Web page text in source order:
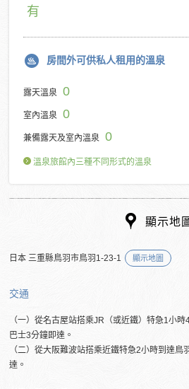
有
房間外可供私人租用的溫泉
露天溫泉 0
室內溫泉 0
兼備露天及室內溫泉 0
溫泉旅館內三種不同形式的溫泉
顯示地
日本 三重縣鳥羽市鳥羽1-23-1 顯示地圖
交通
（一）從名古屋站搭乘JR（或近鐵）特急1小
巴士3分鐘即達。
（二）從大阪難波站搭乘近鐵特急2小時到達
達。